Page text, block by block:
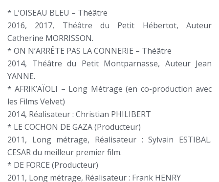
* L’OISEAU BLEU – Théâtre
2016, 2017, Théâtre du Petit Hébertot, Auteur
Catherine MORRISSON.
* ON N’ARRÊTE PAS LA CONNERIE – Théâtre
2014, Théâtre du Petit Montparnasse, Auteur Jean
YANNE.
* AFRIK’AÏOLI – Long Métrage (en co-production avec
les Films Velvet)
2014, Réalisateur : Christian PHILIBERT
* LE COCHON DE GAZA (Producteur)
2011, Long métrage, Réalisateur : Sylvain ESTIBAL.
CESAR du meilleur premier film.
* DE FORCE (Producteur)
2011, Long métrage, Réalisateur : Frank HENRY